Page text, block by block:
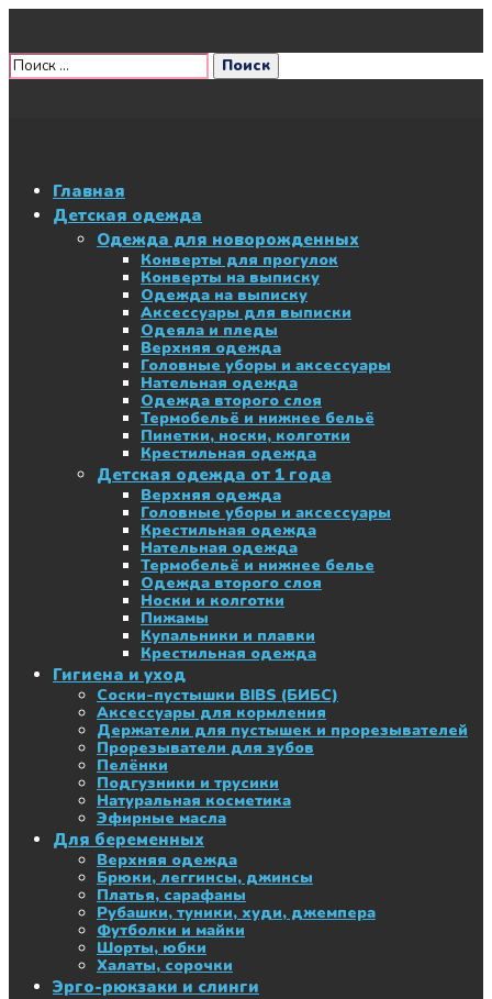
Главная
Детская одежда
Одежда для новорожденных
Конверты для прогулок
Конверты на выписку
Одежда на выписку
Аксессуары для выписки
Одеяла и пледы
Верхняя одежда
Головные уборы и аксессуары
Нательная одежда
Одежда второго слоя
Термобельё и нижнее бельё
Пинетки, носки, колготки
Крестильная одежда
Детская одежда от 1 года
Верхняя одежда
Головные уборы и аксессуары
Крестильная одежда
Нательная одежда
Термобельё и нижнее белье
Одежда второго слоя
Носки и колготки
Пижамы
Купальники и плавки
Крестильная одежда
Гигиена и уход
Соски-пустышки BIBS (БИБС)
Аксессуары для кормления
Держатели для пустышек и прорезывателей
Прорезыватели для зубов
Пелёнки
Подгузники и трусики
Натуральная косметика
Эфирные масла
Для беременных
Верхняя одежда
Брюки, леггинсы, джинсы
Платья, сарафаны
Рубашки, туники, худи, джемпера
Футболки и майки
Шорты, юбки
Халаты, сорочки
Эрго-рюкзаки и слинги